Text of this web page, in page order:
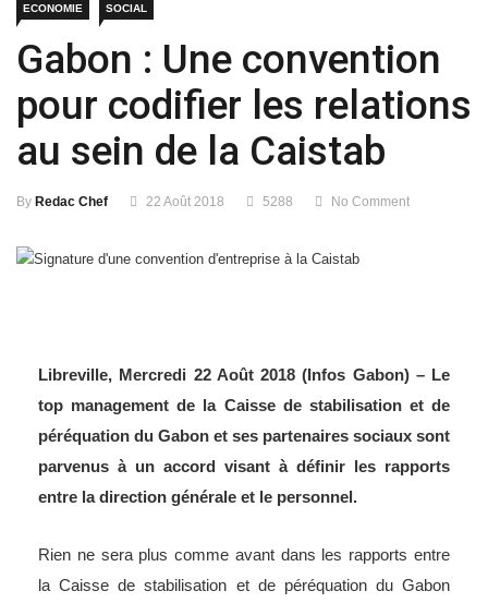
ECONOMIE SOCIAL
Gabon : Une convention
pour codifier les relations
au sein de la Caistab
By Redac Chef 22 Août 2018 5288 No Comment
Libreville, Mercredi 22 Août 2018 (Infos Gabon) – Le
top management de la Caisse de stabilisation et de
péréquation du Gabon et ses partenaires sociaux sont
parvenus à un accord visant à définir les rapports
entre la direction générale et le personnel.
Rien ne sera plus comme avant dans les rapports entre
la Caisse de stabilisation et de péréquation du Gabon